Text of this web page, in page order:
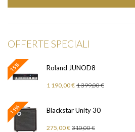
OFFERTE SPECIALI
15% Roland JUNOD8
1 190,00 € 1 399,00 €
11% Blackstar Unity 30
275,00 € 310,00 €